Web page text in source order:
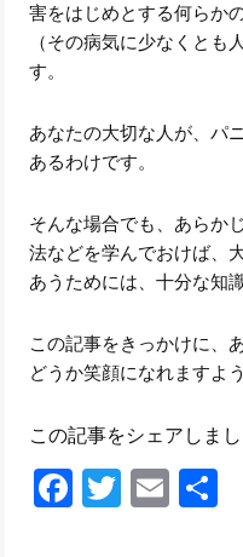
害をはじめとする何らか
（その病気に少なくと
す。
あなたの大切な人が、パ
あるわけです。
そんな場合でも、あらか
法などを学んでおけば、
あうためには、十分な知
この記事をきっかけに、
どうか笑顔になれますよ
この記事をシェアしま
Facebook
Twitter
Email